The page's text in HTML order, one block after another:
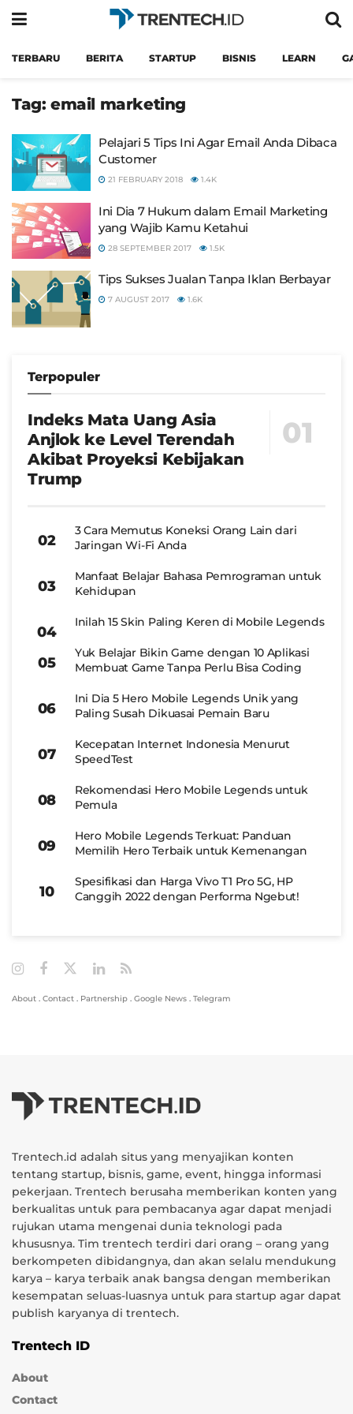
TERBARU BERITA STARTUP BISNIS LEARN
Tag: email marketing
Pelajari 5 Tips Ini Agar Email Anda Dibaca
Customer
21 FEBRUARY 2018 1.4K
Ini Dia 7 Hukum dalam Email Marketing
yang Wajib Kamu Ketahui
28 SEPTEMBER 2017 1.5K
Tips Sukses Jualan Tanpa Iklan Berbayar
7 AUGUST 2017 1.6K
Terpopuler
Indeks Mata Uang Asia
Anjlok ke Level Terendah
Akibat Proyeksi Kebijakan
Trump
3 Cara Memutus Koneksi Orang Lain dari
Jaringan Wi-Fi Anda
Manfaat Belajar Bahasa Pemrograman untuk
Kehidupan
Inilah 15 Skin Paling Keren di Mobile Legends
Yuk Belajar Bikin Game dengan 10 Aplikasi
Membuat Game Tanpa Perlu Bisa Coding
Ini Dia 5 Hero Mobile Legends Unik yang
Paling Susah Dikuasai Pemain Baru
Kecepatan Internet Indonesia Menurut
SpeedTest
Rekomendasi Hero Mobile Legends untuk
Pemula
Hero Mobile Legends Terkuat: Panduan
Memilih Hero Terbaik untuk Kemenangan
Spesifikasi dan Harga Vivo T1 Pro 5G, HP
Canggih 2022 dengan Performa Ngebut!
About . Contact . Partnership . Google News . Telegram
Trentech.id adalah situs yang menyajikan konten
tentang startup, bisnis, game, event, hingga informasi
pekerjaan. Trentech berusaha memberikan konten yang
berkualitas untuk para pembacanya agar dapat menjadi
rujukan utama mengenai dunia teknologi pada
khususnya. Tim trentech terdiri dari orang – orang yang
berkompeten dibidangnya, dan akan selalu mendukung
karya – karya terbaik anak bangsa dengan memberikan
kesempatan seluas-luasnya untuk para startup agar dapat
publish karyanya di trentech.
Trentech ID
About
Contact